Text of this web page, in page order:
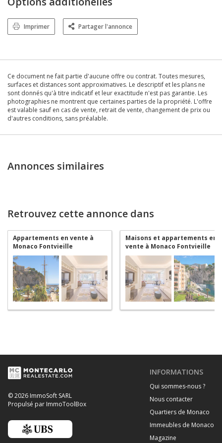
Imprimer Partager l'annonce
Ce document ne fait partie d'aucune offre ou contrat. Toutes mesures,
surfaces et distances sont approximatives. Le descriptif et les plans ne
sont donnés qu'à titre indicatif et leur exactitude n'est pas garantie. Les
photographies ne montrent que certaines parties de la propriété. L'offre
est valable sauf en cas de vente, retrait de vente, changement de prix ou
d'autres conditions, sans préalable.
Annonces similaires
Retrouvez cette annonce dans
Appartements en vente à
Monaco Fontvieille
Maisons et appartements en
vente à Monaco Fontvieille
© 2026 ImmoSoft SARL
Propulsé par ImmoToolBox
INFORMATIONS
Qui sommes-nous ?
Nous contacter
Quartiers de Monaco
Immeubles de Monaco
Magazine